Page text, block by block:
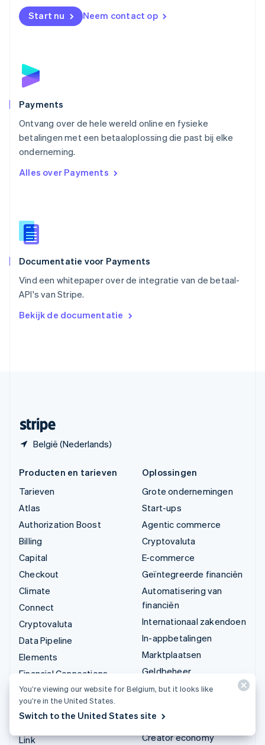
Start nu Neem contact op
Payments
Ontvang over de hele wereld online en fysieke
betalingen met een betaaloplossing die past bij elke
onderneming.
Alles over Payments
Documentatie voor Payments
Vind een whitepaper over de integratie van de betaal-
API's van Stripe.
Bekijk de documentatie
België (Nederlands)
English
Noorwegen
Polen
English
Português
English
Singapore
English简体中文
EnglishItaliano
Español
Thailand
Tsjechië
Vasteland van China
简体中文English
English
Producten en tarieven
Tarieven
Atlas
Authorization Boost
Billing
Capital
Checkout
Climate
Connect
Cryptovaluta
Data Pipeline
Elements
Financial Connections
Identity
Invoicing
Issuing
Link
Oplossingen
Grote ondernemingen
Start-ups
Agentic commerce
Cryptovaluta
E-commerce
Geïntegreerde financiën
Automatisering van
financiën
Internationaal zakendoen
In-appbetalingen
Marktplaatsen
Geldbeheer
Platforms
AI-bedrijven
Creator economy
You’re viewing our website for Belgium, but it looks like
you’re in the United States.
Switch to the United States site